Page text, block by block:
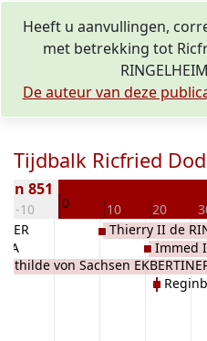
Heeft u aanvullingen,
met betrekking tot
De auteur van deze
Tijdbalk Ricfried
-10 0 10 20
851
von Sachsen
Thierry II de
Immed